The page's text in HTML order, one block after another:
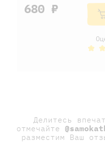
680 ₽
Делитесь
отмечайте
разместим Ваш